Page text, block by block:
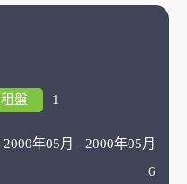
租盤 1
2000年05月 - 2000年05月
6